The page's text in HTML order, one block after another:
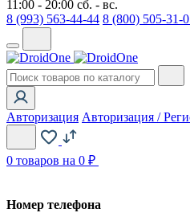
11:00 - 20:00 сб. - вс.
8 (993) 563-44-44 8 (800) 505-31-
Авторизация Авторизация /
0 товаров на 0 ₽
Номер телефона